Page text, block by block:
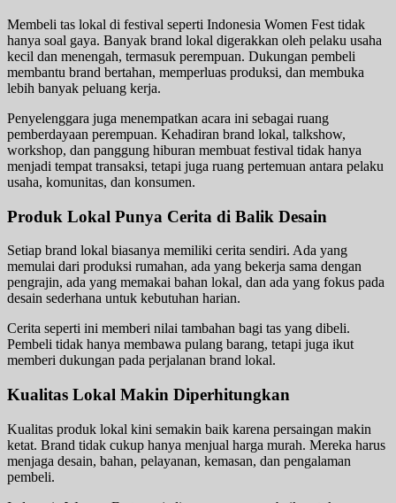
Membeli tas lokal di festival seperti Indonesia Women Fest tidak
hanya soal gaya. Banyak brand lokal digerakkan oleh pelaku usaha
kecil dan menengah, termasuk perempuan. Dukungan pembeli
membantu brand bertahan, memperluas produksi, dan membuka
lebih banyak peluang kerja.
Penyelenggara juga menempatkan acara ini sebagai ruang
pemberdayaan perempuan. Kehadiran brand lokal, talkshow,
workshop, dan panggung hiburan membuat festival tidak hanya
menjadi tempat transaksi, tetapi juga ruang pertemuan antara pelaku
usaha, komunitas, dan konsumen.
Produk Lokal Punya Cerita di Balik Desain
Setiap brand lokal biasanya memiliki cerita sendiri. Ada yang
memulai dari produksi rumahan, ada yang bekerja sama dengan
pengrajin, ada yang memakai bahan lokal, dan ada yang fokus pada
desain sederhana untuk kebutuhan harian.
Cerita seperti ini memberi nilai tambahan bagi tas yang dibeli.
Pembeli tidak hanya membawa pulang barang, tetapi juga ikut
memberi dukungan pada perjalanan brand lokal.
Kualitas Lokal Makin Diperhitungkan
Kualitas produk lokal kini semakin baik karena persaingan makin
ketat. Brand tidak cukup hanya menjual harga murah. Mereka harus
menjaga desain, bahan, pelayanan, kemasan, dan pengalaman
pembeli.